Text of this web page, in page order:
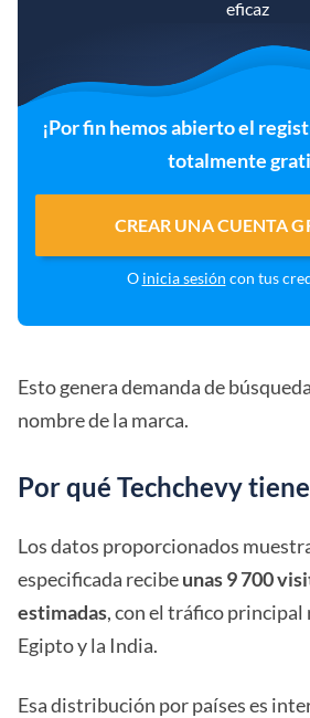
eficaz
¡Por fin hemos abierto el
totalmente
CREAR UNA CUENTA
O inicia sesión con tus
Esto genera demanda de
nombre de la marca.
Por qué Techchevy
Los datos proporcionados
especificada recibeunas 9 700
estimadas, con el tráfico
Egipto y la India.
Esa distribución por países es